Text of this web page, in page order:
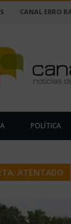
CANAL EBRO
POLÍTICA
ATENTADO